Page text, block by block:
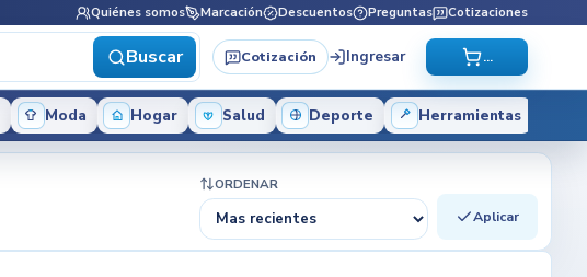
Quiénes somos Marcación Descuentos Preguntas Cotizaciones
Buscar Cotización Ingresar ...
Moda Hogar Salud Deporte Herramientas
ORDENAR
Aplicar